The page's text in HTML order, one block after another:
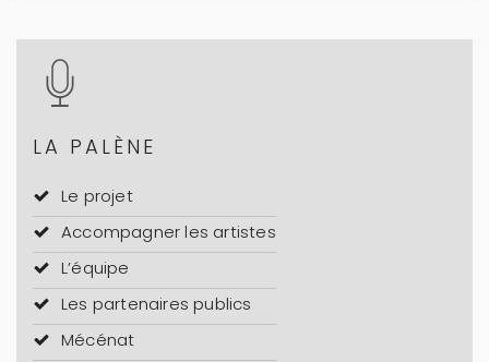
LA PALÈNE
Le projet
Accompagner les artistes
L’équipe
Les partenaires publics
Mécénat